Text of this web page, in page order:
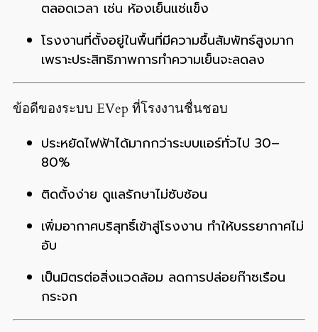
ตลอดเวลา เช่น ห้องเย็นแช่แข็ง
โรงงานที่ตั้งอยู่ในพื้นที่มีความชื้นสัมพัทธ์สูงมาก
เพราะประสิทธิภาพการทำความเย็นจะลดลง
ข้อดีของระบบ EVep ที่โรงงานชื่นชอบ
ประหยัดไฟฟ้าได้มากกว่าระบบแอร์ทั่วไป 30–
80%
ติดตั้งง่าย ดูแลรักษาไม่ซับซ้อน
เพิ่มอากาศบริสุทธิ์เข้าสู่โรงงาน ทำให้บรรยากาศไม่
อับ
เป็นมิตรต่อสิ่งแวดล้อม ลดการปล่อยก๊าซเรือน
กระจก